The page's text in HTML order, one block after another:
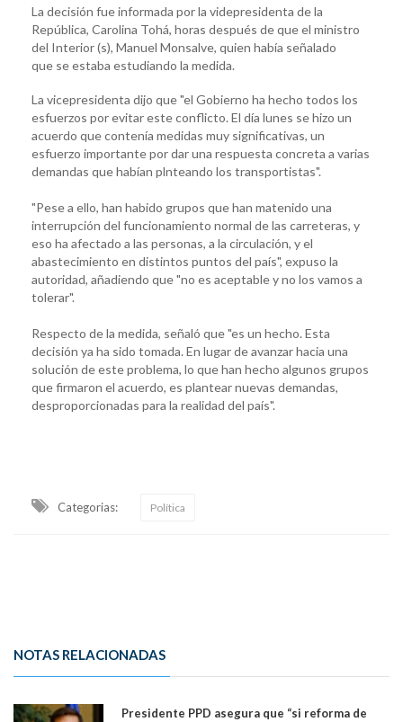
La decisión fue informada por la videpresidenta de la
República, Carolina Tohá, horas después de que el ministro
del Interior (s), Manuel Monsalve, quien había señalado
que se estaba estudiando la medida.
La vicepresidenta dijo que "el Gobierno ha hecho todos los
esfuerzos por evitar este conflicto. El día lunes se hizo un
acuerdo que contenía medidas muy significativas, un
esfuerzo importante por dar una respuesta concreta a varias
demandas que habían plnteando los transportistas".
"Pese a ello, han habido grupos que han matenido una
interrupción del funcionamiento normal de las carreteras, y
eso ha afectado a las personas, a la circulación, y el
abastecimiento en distintos puntos del país", expuso la
autoridad, añadiendo que "no es aceptable y no los vamos a
tolerar".
Respecto de la medida, señaló que "es un hecho. Esta
decisión ya ha sido tomada. En lugar de avanzar hacia una
solución de este problema, lo que han hecho algunos grupos
que firmaron el acuerdo, es plantear nuevas demandas,
desproporcionadas para la realidad del país".
Categorias: Política
NOTAS RELACIONADAS
Presidente PPD asegura que “si reforma de